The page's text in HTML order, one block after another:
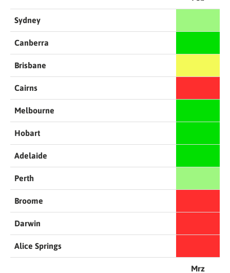
Sydney
Canberra
Brisbane
Cairns
Melbourne
Hobart
Adelaide
Perth
Broome
Darwin
Alice Springs
Mrz